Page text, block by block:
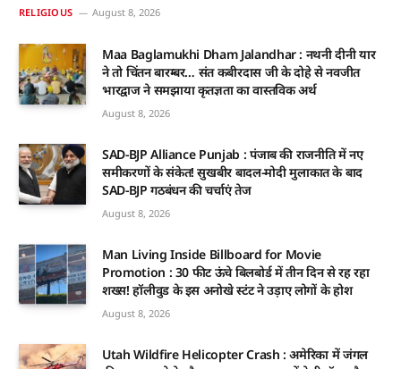
RELIGIOUS August 8, 2026
Maa Baglamukhi Dham Jalandhar : नथनी दीनी यार
ने तो चिंतन बारम्बर… संत कबीरदास जी के दोहे से नवजीत
भारद्वाज ने समझाया कृतज्ञता का वास्तविक अर्थ
August 8, 2026
SAD-BJP Alliance Punjab : पंजाब की राजनीति में नए
समीकरणों के संकेत! सुखबीर बादल-मोदी मुलाकात के बाद
SAD-BJP गठबंधन की चर्चाएं तेज
August 8, 2026
Man Living Inside Billboard for Movie
Promotion : 30 फीट ऊंचे बिलबोर्ड में तीन दिन से रह रहा
शख्स! हॉलीवुड के इस अनोखे स्टंट ने उड़ाए लोगों के होश
August 8, 2026
Utah Wildfire Helicopter Crash : अमेरिका में जंगल